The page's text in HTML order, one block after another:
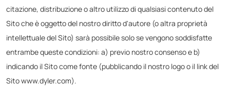
citazione, distribuzione o altro utilizzo di qualsiasi contenuto del
Sito che è oggetto del nostro diritto d'autore (o altra proprietà
intellettuale del Sito) sarà possibile solo se vengono soddisfatte
entrambe queste condizioni: a) previo nostro consenso e b)
indicando il Sito come fonte (pubblicando il nostro logo o il link del
Sito www.dyler.com).